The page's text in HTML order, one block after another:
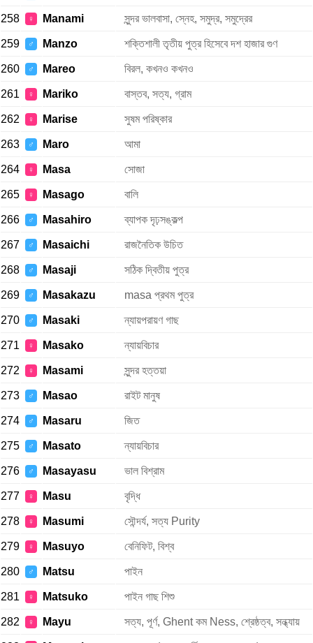
258 ♀ Manami সুন্দর ভালবাসা, স্নেহ, সমুদ্র, সমুদ্রের
259 ♂ Manzo শক্তিশালী তৃতীয় পুত্র হিসেবে দশ হাজার গুণ
260 ♂ Mareo বিরল, কখনও কখনও
261 ♀ Mariko বাস্তব, সত্য, গ্রাম
262 ♀ Marise সুষম পরিষ্কার
263 ♂ Maro আমা
264 ♀ Masa সোজা
265 ♀ Masago বালি
266 ♂ Masahiro ব্যাপক দৃঢ়সঙ্কল্প
267 ♂ Masaichi রাজনৈতিক উচিত
268 ♂ Masaji সঠিক দ্বিতীয় পুত্র
269 ♂ Masakazu masa প্রথম পুত্র
270 ♂ Masaki ন্যায়পরায়ণ গাছ
271 ♀ Masako ন্যায়বিচার
272 ♀ Masami সুন্দর হত্তয়া
273 ♂ Masao রাইট মানুষ
274 ♂ Masaru জিত
275 ♂ Masato ন্যায়বিচার
276 ♂ Masayasu ভাল বিশ্রাম
277 ♀ Masu বৃদ্ধি
278 ♀ Masumi সৌন্দর্য, সত্য Purity
279 ♀ Masuyo বেনিফিট, বিশ্ব
280 ♂ Matsu পাইন
281 ♀ Matsuko পাইন গাছ শিশু
282 ♀ Mayu সত্য, পূর্ণ, Ghent কম Ness, শ্রেষ্ঠত্ব, সন্ধ্যায়